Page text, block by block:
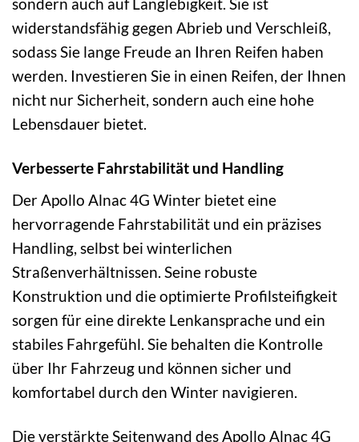
sondern auch auf Langlebigkeit. Sie ist
widerstandsfähig gegen Abrieb und Verschleiß,
sodass Sie lange Freude an Ihren Reifen haben
werden. Investieren Sie in einen Reifen, der Ihnen
nicht nur Sicherheit, sondern auch eine hohe
Lebensdauer bietet.
Verbesserte Fahrstabilität und Handling
Der Apollo Alnac 4G Winter bietet eine
hervorragende Fahrstabilität und ein präzises
Handling, selbst bei winterlichen
Straßenverhältnissen. Seine robuste
Konstruktion und die optimierte Profilsteifigkeit
sorgen für eine direkte Lenkansprache und ein
stabiles Fahrgefühl. Sie behalten die Kontrolle
über Ihr Fahrzeug und können sicher und
komfortabel durch den Winter navigieren.
Die verstärkte Seitenwand des Apollo Alnac 4G